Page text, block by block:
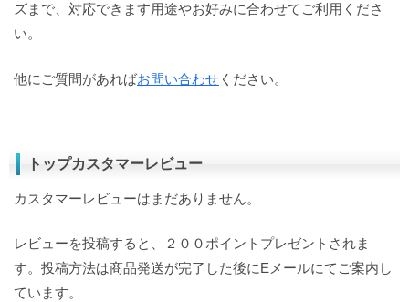
ズまで、対応できます用途やお好みに合わせてご利用くださ
い。
他にご質問があればお問い合わせ ください。
トップカスタマーレビュー
カスタマーレビューはまだありません。
レビューを投稿すると、２００ポイントプレゼントされま
す。投稿方法は商品発送が完了した後にEメールにてご案内し
ています。